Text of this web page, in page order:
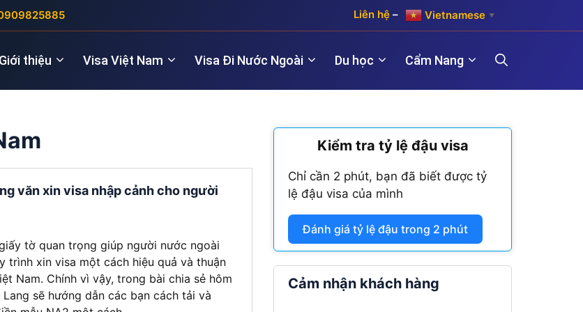
Liên hệ – Vietnamese ▼
Giới thiệu Visa Việt Nam
Nhà quản lý
Cho chuyên gia
Thăm thân (3 năm)
Hợp pháp hóa lãnh sự Hàn Quốc
Hợp pháp hóa lãnh sự Trung Quốc
Visa Đi Nước Ngoài
Visa New Zealand
Visa Pháp
Visa Ý (Italya)
Visa Thụy Sĩ
Visa Maroc
Visa Nam Phi
Visa Algeria
Du học Cẩm Nang
văn xin visa nhập cảnh cho người
tờ quan trọng giúp người nước ngoài
trình xin visa một cách hiệu quả và thuận
Nam. Chính vì vậy, trong bài chia sẻ hôm
Lang sẽ hướng dẫn các bạn cách tải và
Kiểm tra tỷ lệ đậu visa
Chỉ cần 2 phút, bạn đã biết được tỷ
lệ đậu visa của mình
Đánh giá tỷ lệ đậu trong 2 phút
Cảm nhận khách hàng